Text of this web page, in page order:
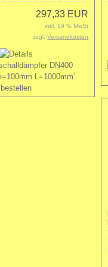
297,33 EUR
inkl. 19 % MwSt
zzgl.Versandkosten